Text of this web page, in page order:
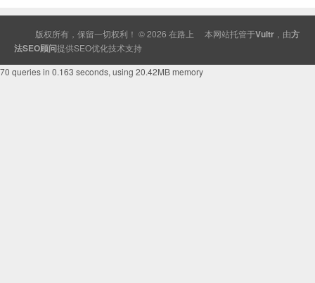
版权所有，保留一切权利！ © 2026 在路上 本网站托管于Vultr ，由方
法SEO顾问提供SEO优化技术支持
70 queries in 0.163 seconds, using 20.42MB memory